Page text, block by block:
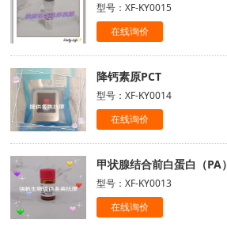
型号：XF-KY0015
在线询价
降钙素原PCT
型号：XF-KY0014
在线询价
甲状腺结合前白蛋白（PA）
型号：XF-KY0013
在线询价